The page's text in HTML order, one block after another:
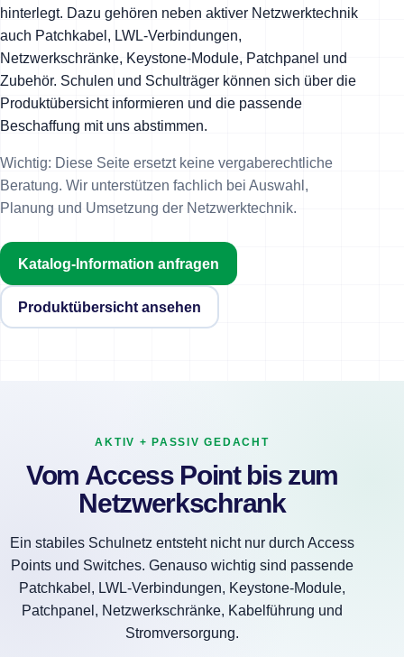
hinterlegt. Dazu gehören neben aktiver Netzwerktechnik
auch Patchkabel, LWL-Verbindungen,
Netzwerkschränke, Keystone-Module, Patchpanel und
Zubehör. Schulen und Schulträger können sich über die
Produktübersicht informieren und die passende
Beschaffung mit uns abstimmen.
Wichtig: Diese Seite ersetzt keine vergaberechtliche
Beratung. Wir unterstützen fachlich bei Auswahl,
Planung und Umsetzung der Netzwerktechnik.
Katalog-Information anfragen
Produktübersicht ansehen
AKTIV + PASSIV GEDACHT
Vom Access Point bis zum
Netzwerkschrank
Ein stabiles Schulnetz entsteht nicht nur durch Access
Points und Switches. Genauso wichtig sind passende
Patchkabel, LWL-Verbindungen, Keystone-Module,
Patchpanel, Netzwerkschränke, Kabelführung und
Stromversorgung.